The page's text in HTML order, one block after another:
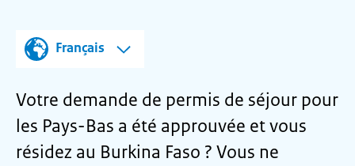
Français
Votre demande de permis de séjour pour
les Pays-Bas a été approuvée et vous
résidez au Burkina Faso ? Vous ne